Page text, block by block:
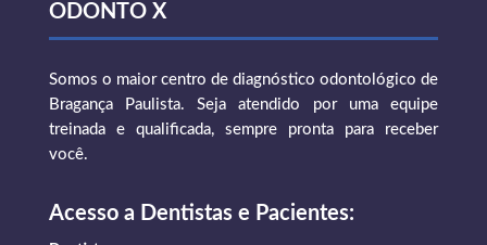
ODONTO X
Somos o maior centro de diagnóstico odontológico de
Bragança Paulista. Seja atendido por uma equipe
treinada e qualificada, sempre pronta para receber
você.
Acesso a Dentistas e Pacientes: